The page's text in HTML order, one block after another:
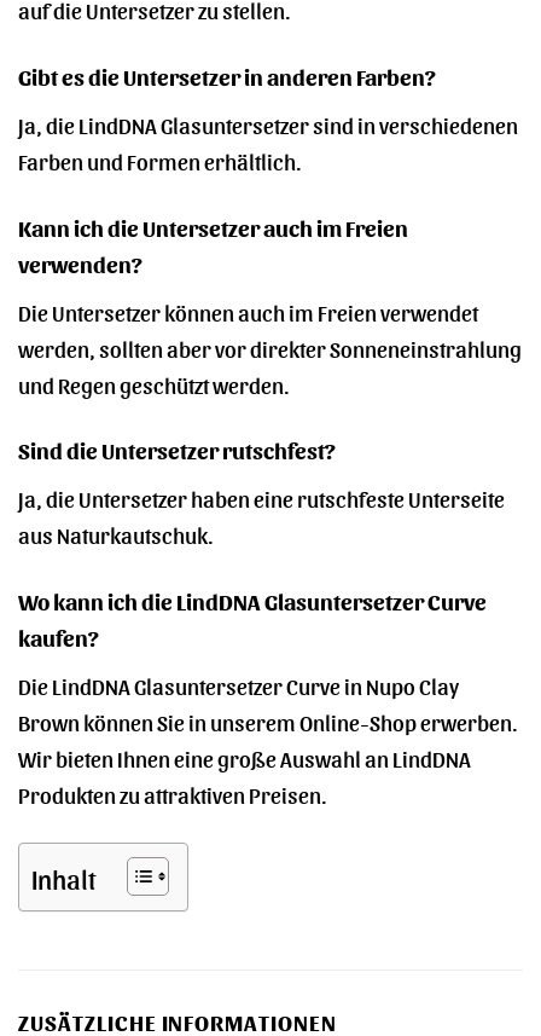
auf die Untersetzer zu stellen.
Gibt es die Untersetzer in anderen Farben?
Ja, die LindDNA Glasuntersetzer sind in verschiedenen
Farben und Formen erhältlich.
Kann ich die Untersetzer auch im Freien
verwenden?
Die Untersetzer können auch im Freien verwendet
werden, sollten aber vor direkter Sonneneinstrahlung
und Regen geschützt werden.
Sind die Untersetzer rutschfest?
Ja, die Untersetzer haben eine rutschfeste Unterseite
aus Naturkautschuk.
Wo kann ich die LindDNA Glasuntersetzer Curve
kaufen?
Die LindDNA Glasuntersetzer Curve in Nupo Clay
Brown können Sie in unserem Online-Shop erwerben.
Wir bieten Ihnen eine große Auswahl an LindDNA
Produkten zu attraktiven Preisen.
Inhalt
ZUSÄTZLICHE INFORMATIONEN